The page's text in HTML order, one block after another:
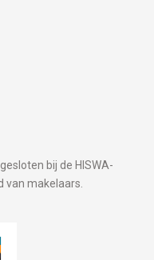
bij de HISWA-
van makelaars.